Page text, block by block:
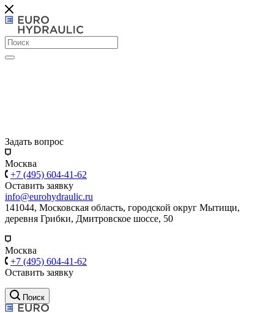
Задать вопрос
Москва
+7 (495) 604-41-62
Оставить заявку
info@eurohydraulic.ru
141044, Московская область, городской округ Мытищи,
деревня Грибки, Дмитровское шоссе, 50
Москва
+7 (495) 604-41-62
Оставить заявку
Поиск